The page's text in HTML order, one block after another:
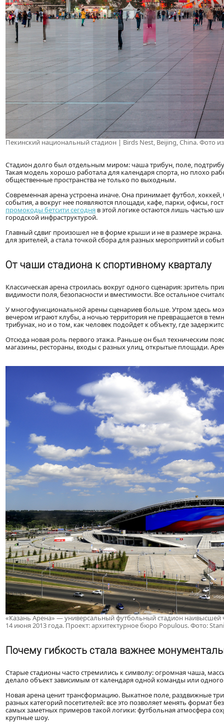
Пекинский национальный стадион | Birds Nest, Beijing, China. Фото
Стадион долго был отдельным миром: чаша трибун, поле,
Такая модель хорошо работала для календаря спорта, но плохо
общественные пространства не только по выходным.
Современная арена устроена иначе. Она принимает футбол,
события, а вокруг нее появляются площади, кафе, парки, офисы,
промокоды бетсити сегодня в этой логике остаются лишь частью
городской инфраструктурой.
Главный сдвиг произошел не в форме крыши и не в размере
для зрителей, а стала точкой сбора для разных мероприятий и
От чаши стадиона к спортивному кварталу
Классическая арена строилась вокруг одного сценария: зритель
видимости поля, безопасности и вместимости. Все остальное
У многофункциональной арены сценариев больше. Утром здесь
вечером играют клубы, а ночью территория не превращается в
трибунах, но и о том, как человек подойдет к объекту, где
Отсюда новая роль первого этажа. Раньше он был техническим
магазины, рестораны, входы с разных улиц, открытые площади.
«Казань Арена» — универсальный футбольный стадион наивысшей
14 июня 2013 года. Проект: архитектурное бюро Populous. Фото:
Почему гибкость стала важнее
Старые стадионы часто стремились к символу: огромная чаша,
делало объект зависимым от календаря одной команды или
Новая арена ценит трансформацию. Выкатное поле, раздвижные
разных категорий посетителей: все это позволяет менять формат
самых заметных примеров такой логики: футбольная атмосфера
крупные шоу.